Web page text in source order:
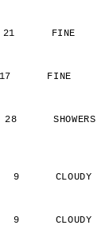
21      FINE
17      FINE
SHOWERS
CLOUDY
CLOUDY